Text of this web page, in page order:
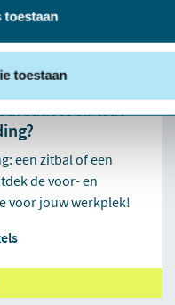
toestaan
toestaan
wat
een zitbal of een
de voor- en
voor jouw werkplek!